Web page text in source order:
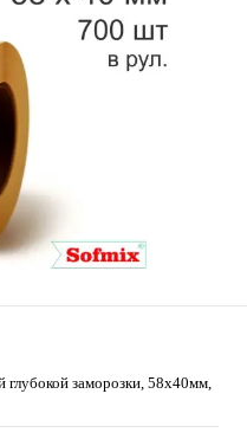
заморозки, 58х40мм,